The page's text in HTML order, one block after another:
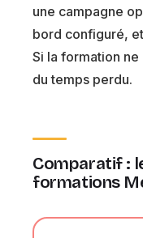
une campagne
bord configuré,
Si la formation
du temps perdu.
Comparatif :
formations